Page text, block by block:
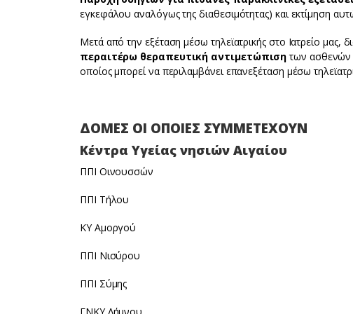
εγκεφάλου αναλόγως της διαθεσιμότητας) και εκτίμηση
Μετά από την εξέταση μέσω τηλεϊατρικής στο Ιατρείο μας,
περαιτέρω θεραπευτική αντιμετώπισητων ασθενών
οποίος μπορεί να περιλαμβάνει επανεξέταση μέσω
ΔΟΜΕΣ ΟΙ ΟΠΟΙΕΣ ΣΥΜΜΕΤΕΧΟΥΝ
Κέντρα Υγείας νησιών Αιγαίου
ΠΠΙ Οινουσσών
ΠΠΙ Τήλου
ΚΥ Αμοργού
ΠΠΙ Νισύρου
ΠΠΙ Σύμης